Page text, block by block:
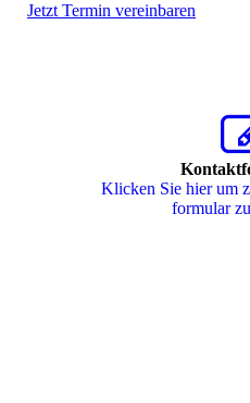
Jetzt Termin vereinbaren
Klicken Sie hier um
for­mu­lar